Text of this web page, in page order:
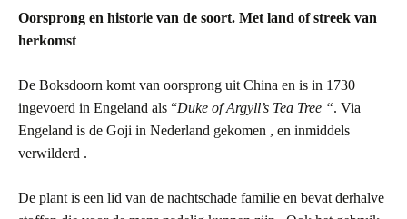
Oorsprong en historie van de soort. Met land of streek van
herkomst
De Boksdoorn komt van oorsprong uit China en is in 1730
ingevoerd in Engeland als “Duke of Argyll’s Tea Tree “. Via
Engeland is de Goji in Nederland gekomen , en inmiddels
verwilderd .
De plant is een lid van de nachtschade familie en bevat derhalve